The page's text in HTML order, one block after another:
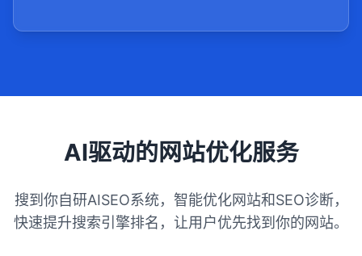
AI驱动的网站优化服务
搜到你自研AISEO系统，智能优化网站和SEO诊断，
快速提升搜索引擎排名，让用户优先找到你的网站。